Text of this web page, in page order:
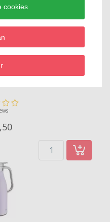
Inox Mat Skyline
50
cookies